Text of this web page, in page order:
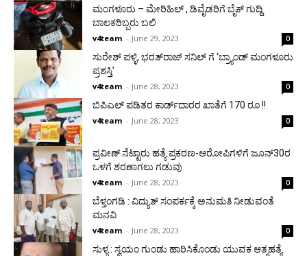
ಮಂಗಳೂರು – ಮೇರಿಹಿಲ್ , ಡಿವೈಡರಿಗೆ ಬೈಕ್ ಗುದ್ದಿ
ಬಾಲಕರಿಬ್ಬರು ಬಲಿ
v4team - June 29, 2023 0
ಸುರೇಶ್‌ ಪಳ್ಳಿ, ಭರತ್‌ರಾಜ್‌ ಸನಿಲ್‌ ಗೆ ‘ಬ್ರ‍್ಯಾಂಡ್ ಮಂಗಳೂರು
ಪ್ರಶಸ್ತಿ’
v4team - June 28, 2023 0
ಬಿಪಿಎಲ್ ಪಡಿತರ ಕಾರ್ಡ್‍ದಾರರ ಖಾತೆಗೆ 170 ರೂ !!
v4team - June 28, 2023 0
ಪ್ರವೀಣ್ ನೆಟ್ಟಾರು ಹತ್ಯೆ ಪ್ರಕರಣ-ಆರೋಪಿಗಳಿಗೆ ಜೂನ್30ರ
ಒಳಗೆ ಶರಣಾಗಲು ಗಡುವು
v4team - June 28, 2023 0
ಬೆಳ್ತಂಗಡಿ : ವಿದ್ಯುತ್ ಸಂಪರ್ಕಕ್ಕೆ ಅನುಮತಿ ನೀಡುವಂತೆ
ಮನವಿ
v4team - June 28, 2023 0
ಸುಳ್ಯ : ಸ್ವಯಂ ಗುಂಡು ಹಾರಿಸಿಕೊಂಡು ಯುವಕ ಆತ್ಮಹತ್ಯೆ